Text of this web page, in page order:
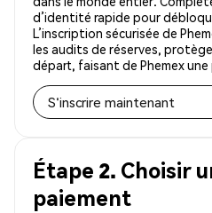
d’identité rapide pour
L’inscription sécurisée de
les audits de réserves,
départ, faisant de Phemex
S'inscrire maintenant
Étape 2. Choisir
paiement